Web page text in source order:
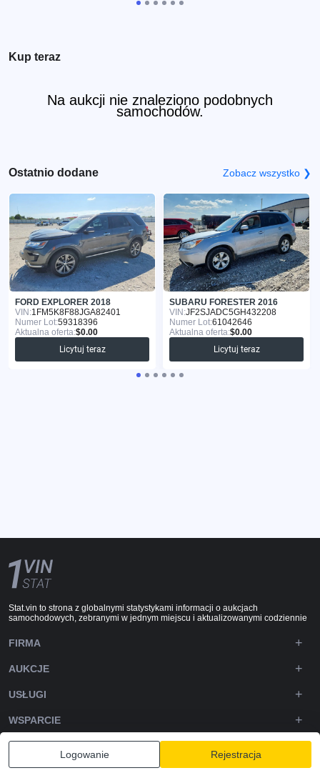
Kup teraz
Na aukcji nie znaleziono podobnych
samochodów.
Ostatnio dodane Zobacz wszystko ❯
FORD EXPLORER 2018
VIN:1FM5K8F88JGA82401
Numer Lot:59318396
Aktualna oferta:$0.00
Licytuj teraz
SUBARU FORESTER 2016
VIN:JF2SJADC5GH432208
Numer Lot:61042646
Aktualna oferta:$0.00
Licytuj teraz
Logowanie Rejestracja
Stat.vin to strona z globalnymi statystykami informacji o aukcjach
samochodowych, zebranymi w jednym miejscu i aktualizowanymi codziennie
FIRMA
AUKCJE
USŁUGI
WSPARCIE
DOWNLOADS